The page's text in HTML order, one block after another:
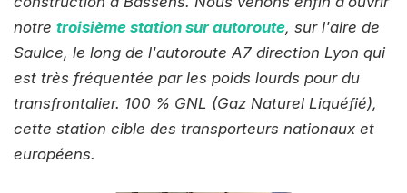
notre troisième station sur autoroute, sur l'aire de
Saulce, le long de l'autoroute A7 direction Lyon qui
est très fréquentée par les poids lourds pour du
transfrontalier. 100 % GNL (Gaz Naturel Liquéfié),
cette station cible des transporteurs nationaux et
européens.